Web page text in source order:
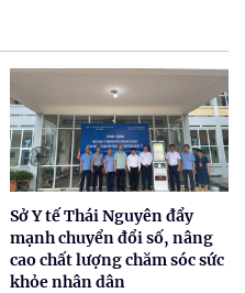
Sở Y tế Thái Nguyên đẩy
mạnh chuyển đổi số, nâng
cao chất lượng chăm sóc sức
khỏe nhân dân